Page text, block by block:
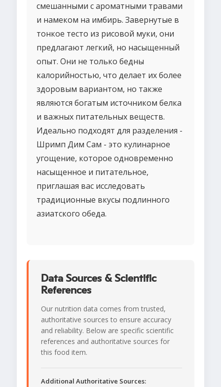
смешанными с ароматными травами
и намеком на имбирь. Завернутые в
тонкое тесто из рисовой муки, они
предлагают легкий, но насыщенный
опыт. Они не только бедны
калорийностью, что делает их более
здоровым вариантом, но также
являются богатым источником белка
и важных питательных веществ.
Идеально подходят для разделения -
Шримп Дим Сам - это кулинарное
угощение, которое одновременно
насыщенное и питательное,
приглашая вас исследовать
традиционные вкусы подлинного
азиатского обеда.
Data Sources & Scientific
References
Our nutrition data comes from trusted,
authoritative sources to ensure accuracy
and reliability. Below are specific scientific
references and authoritative sources for
this food item.
Additional Authoritative Sources: